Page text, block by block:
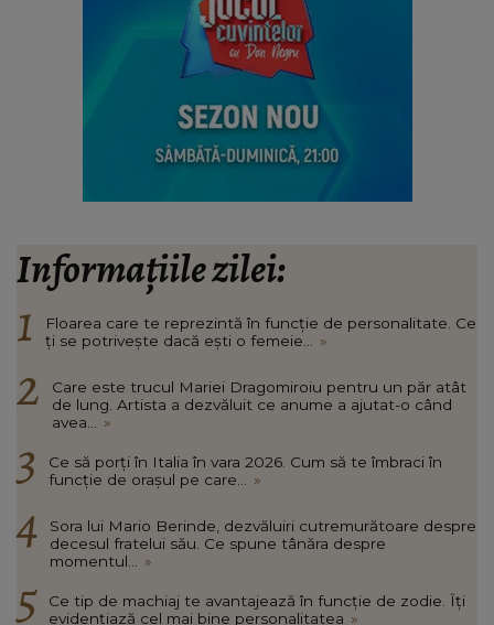
Informațiile zilei:
Floarea care te reprezintă în funcție de personalitate. Ce
ți se potrivește dacă ești o femeie...
»
Care este trucul Mariei Dragomiroiu pentru un păr atât
de lung. Artista a dezvăluit ce anume a ajutat-o când
avea...
»
Ce să porți în Italia în vara 2026. Cum să te îmbraci în
funcție de orașul pe care...
»
Sora lui Mario Berinde, dezvăluiri cutremurătoare despre
decesul fratelui său. Ce spune tânăra despre
momentul...
»
Ce tip de machiaj te avantajează în funcție de zodie. Îți
evidențiază cel mai bine personalitatea »